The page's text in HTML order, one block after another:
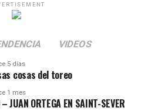
VIDEOS
5 días
cosas del toreo
1 mes
JUAN ORTEGA EN SAINT-SEVER